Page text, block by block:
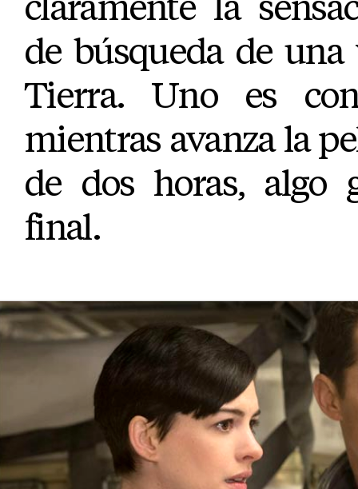
de búsqueda de
Tierra. Uno es
mientras avanza la
de dos horas, algo
final.